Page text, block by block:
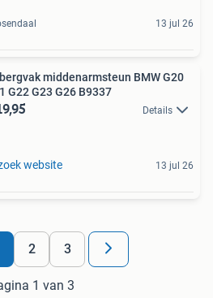
13 jul 26
middenarmsteun BMW G20
G22 G23 G26 B9337
Details
website 13 jul 26
2 3
1 van 3